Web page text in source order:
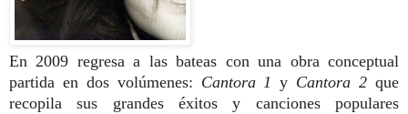
En 2009 regresa a las bateas con una obra conceptual
partida en dos volúmenes: Cantora 1 y Cantora 2 que
recopila sus grandes éxitos y canciones populares